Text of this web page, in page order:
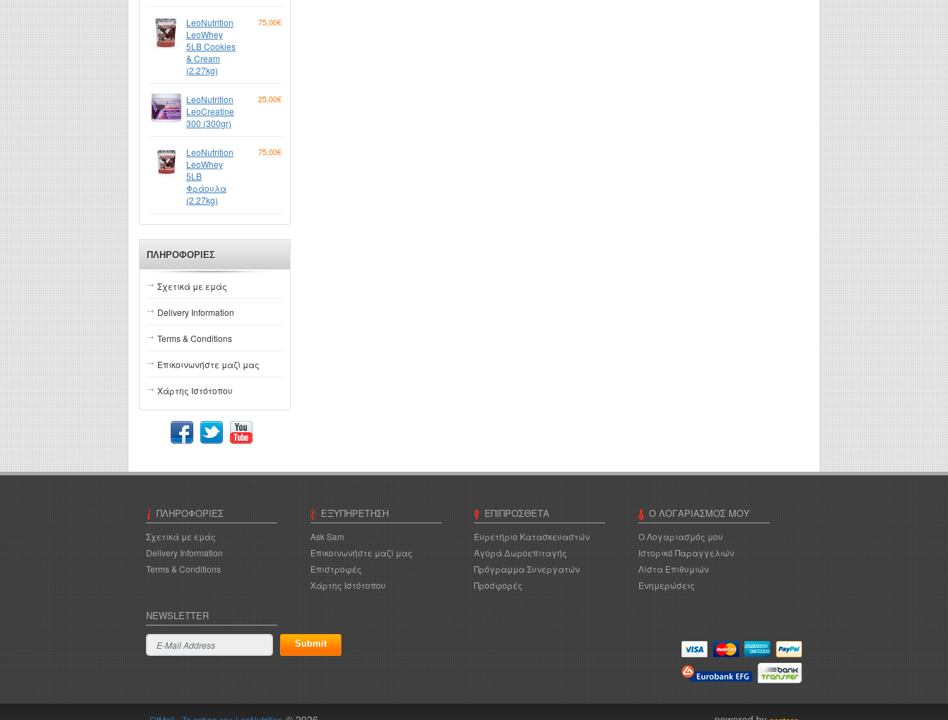
LeoNutrition
LeoWhey
5LB Cookies
& Cream
(2.27kg)
75,00€
LeoNutrition
LeoCreatine
300 (300gr)
25,00€
LeoNutrition
LeoWhey
5LB
Φράουλα
(2.27kg)
75,00€
ΠΛΗΡΟΦΟΡΊΕΣ
Σχετικά με εμάς
Delivery Information
Terms & Conditions
Επικοινωνήστε μαζί μας
Χάρτης Ιστότοπου
ΠΛΗΡΟΦΟΡΊΕΣ
Σχετικά με εμάς
Delivery Information
Terms & Conditions
ΕΞΥΠΗΡΈΤΗΣΗ
Ask Sam
Επικοινωνήστε μαζί μας
Επιστροφές
Χάρτης Ιστότοπου
ΕΠΙΠΡΌΣΘΕΤΑ
Ευρετήριο Κατασκευαστών
Αγορά Δωροεπιταγής
Πρόγραμμα Συνεργατών
Προσφορές
Ο ΛΟΓΑΡΙΑΣΜΌΣ ΜΟΥ
Ο Λογαριασμός μου
Ιστορικό Παραγγελιών
Λίστα Επιθυμιών
Ενημερώσεις
NEWSLETTER